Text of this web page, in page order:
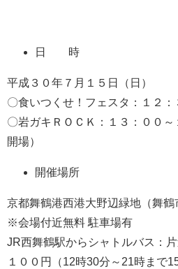
日 時
平成３０年７月１５日（日）
〇食いつくせ！フェスタ：１２：
〇岩ガキＲＯＣＫ：１３：００
開場）
開催場所
京都舞鶴港西港大野辺緑地（舞鶴
※会場付近無料 駐車場有
JR西舞鶴駅からシャトルバス：
１００円（12時30分～21時まで